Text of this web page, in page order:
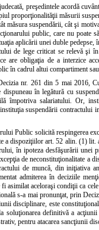
preşedintele acordă
proporţionalităţii măsurii
măsura suspendării, cât şi
public, care nu poate
aplicării unei duble
de lege criticat se relevă
are obligaţia de a interzice
în cadrul altui compartiment
nr. 261 din 5 mai 2016,
în legătură cu
împotriva salariatului. Or,
suspendării
Public solicită respingerea
a dispoziţiilor art. 52 alin. (1)
în ipoteza desfăşurării unei
de neconstituţionalitate
de muncă, din iniţiativa
admiterea în deciziile
asimilat aceloraşi condiţii ca
s-a mai pronunţat, prin
disciplinare, este
soluţionarea definitivă a
pentru atacarea sancţiunii